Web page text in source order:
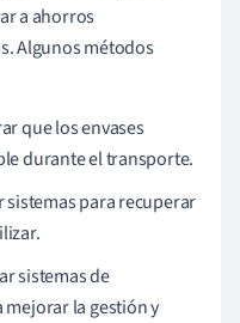
a ahorros
Algunos métodos
que los envases
durante el transporte.
sistemas para recuperar
sistemas de
mejorar la gestión y